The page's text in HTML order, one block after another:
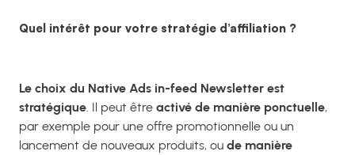
Quel intérêt pour votre stratégie d’affiliation ?
Le choix du Native Ads in-feed Newsletter est
stratégique. Il peut être activé de manière ponctuelle,
par exemple pour une offre promotionnelle ou un
lancement de nouveaux produits, ou de manière